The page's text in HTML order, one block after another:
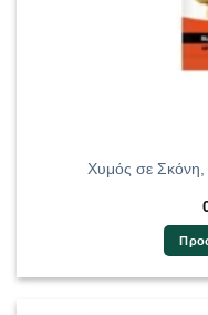
Χυμός σε